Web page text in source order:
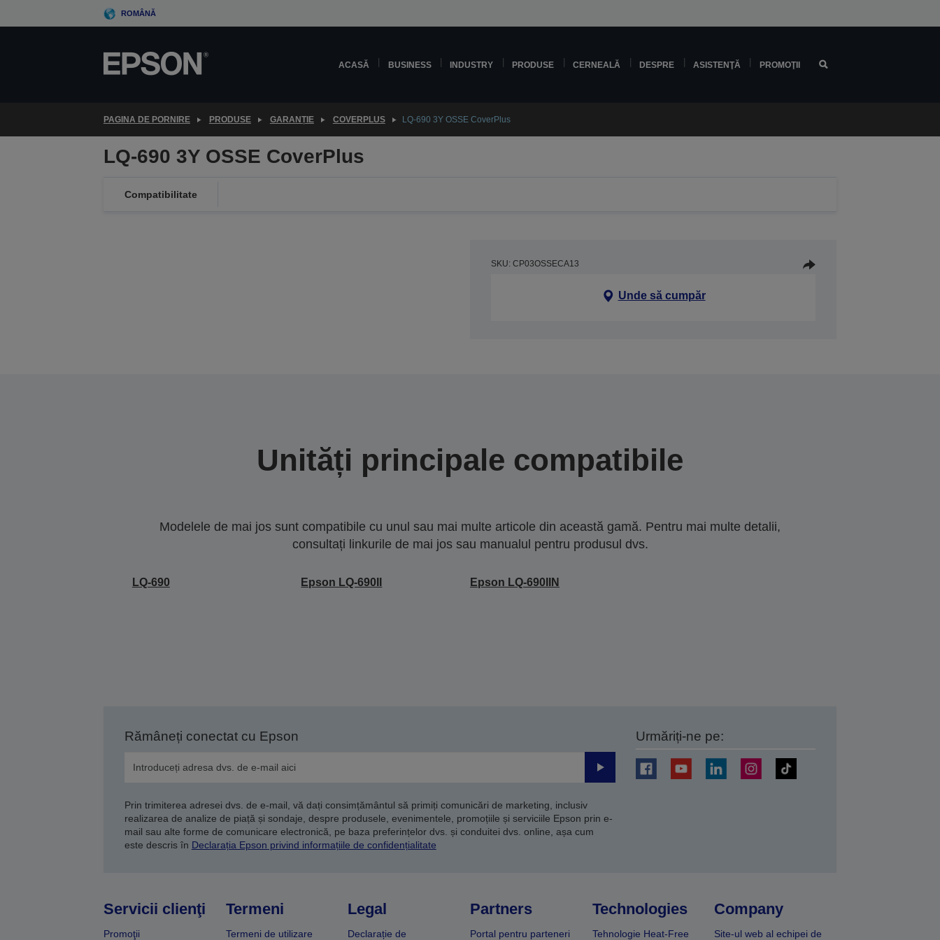
to
ROMÂNĂ
ACASĂ BUSINESS INDUSTRY PRODUSE CERNEALĂ DESPRE ASISTENŢĂ PROMOŢII
PAGINA DE PORNIRE PRODUSE GARANȚIE COVERPLUS LQ-690 3Y OSSE CoverPlus
LQ-690 3Y OSSE CoverPlus
Compatibilitate
SKU: CP03OSSECA13
Unde să cumpăr
Unități principale compatibile
Modelele de mai jos sunt compatibile cu unul sau mai multe articole din această gamă. Pentru mai multe detalii,
consultați linkurile de mai jos sau manualul pentru produsul dvs.
LQ-690 Epson LQ-690II Epson LQ-690IIN
Rămâneți conectat cu Epson
Trimiteți
Prin trimiterea adresei dvs. de e-mail, vă dați consimțământul să primiți comunicări de marketing, inclusiv
realizarea de analize de piață și sondaje, despre produsele, evenimentele, promoțiile și serviciile Epson prin e-
mail sau alte forme de comunicare electronică, pe baza preferințelor dvs. și conduitei dvs. online, așa cum
este descris în Declarația Epson privind informațiile de confidențialitate
Urmăriți-ne pe:
Servicii clienţi
Promoţii
Termeni
Termeni de utilizare
Legal
Declarație de
Partners
Portal pentru parteneri
Technologies
Tehnologie Heat-Free
Company
Site-ul web al echipei de